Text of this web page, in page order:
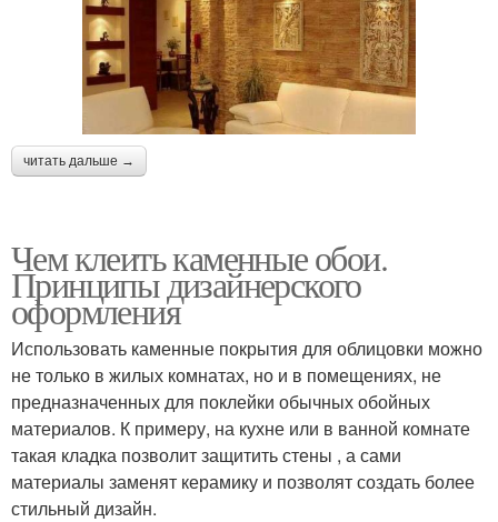
читать дальше →
Чем клеить каменные обои.
Принципы дизайнерского
оформления
Использовать каменные покрытия для облицовки можно
не только в жилых комнатах, но и в помещениях, не
предназначенных для поклейки обычных обойных
материалов. К примеру, на кухне или в ванной комнате
такая кладка позволит защитить стены , а сами
материалы заменят керамику и позволят создать более
стильный дизайн.